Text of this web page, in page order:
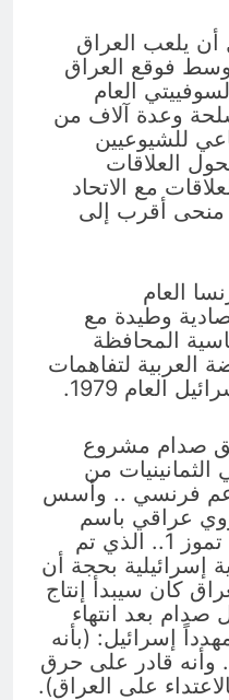
يلعب العراق
فوقع العراق
العام
وعدة آلاف من
للشيوعيين
العام 1978.. وتحول العلاقات
مع الاتحاد
منحى أقرب إلى
العام
وطيدة مع
المحافظة
العربية لتفاهمات
العام 1979.
صدام مشروع
الثمانينيات من
فرنسي .. وأسس
عراقي باسم
وأسيراك ، وسماه العراق تموز 1.. الذي تم
إسرائيلية بحجة أن
كان سيبدأ إنتاج
صدام بعد انتهاء
إسرائيل: (بأنه
وأنه قادر على حرق
على العراق).